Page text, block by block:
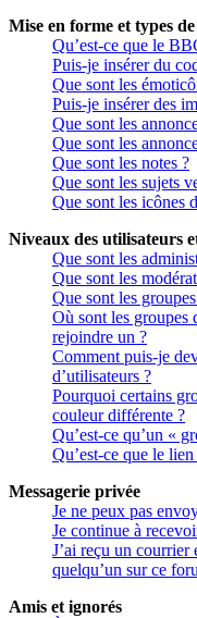
Mise en forme et types
Qu’est-ce que le
Puis-je insérer du
Que sont les
Puis-je insérer des
Que sont les
Que sont les
Que sont les notes ?
Que sont les sujets
Que sont les icônes
Niveaux des utilisateurs
Que sont les
Que sont les
Que sont les
Où sont les groupes
rejoindre un ?
Comment puis-je
d’utilisateurs ?
Pourquoi certains
couleur différente ?
Qu’est-ce qu’un «
Qu’est-ce que le
Messagerie privée
Je ne peux pas
Je continue à
J’ai reçu un courrier
quelqu’un sur ce
Amis et ignorés